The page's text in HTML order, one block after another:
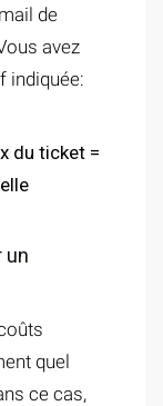
de
avez
indiquée:
du ticket =
un
quel
ce cas,